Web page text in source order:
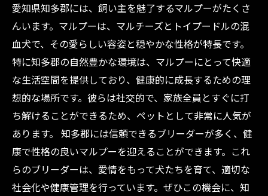
愛知県知多郡には、飼い主を魅了するマルプーがたくさ
んいます。マルプーは、マルチーズとトイプードルの混
血犬で、その愛らしい容姿と穏やかな性格が特長です。
特に知多郡の自然豊かな環境は、マルプーにとって快適
な生活空間を提供しており、健康的に成長するための理
想的な場所です。彼らは社交的で、家族全員とすぐに打
ち解けることができるため、ペットとして非常に人気が
あります。 知多郡には信頼できるブリーダーが多く、健
康で性格の良いマルプーを迎えることができます。これ
らのブリーダーは、愛情をもって犬たちを育て、適切な
社会化や健康管理を行っています。ぜひこの機会に、知